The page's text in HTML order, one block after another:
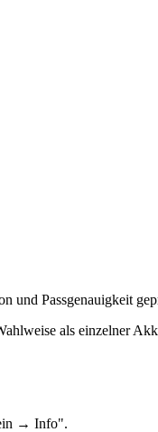
und Passgenauigkeit
als einzelner
→ Info".